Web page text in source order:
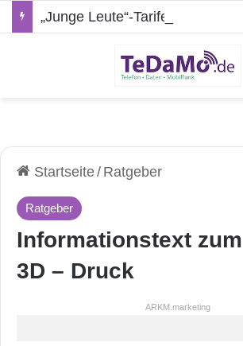
Startseite/ Ratgeber
Ratgeber
Informationstext
3D – Druck
ARKM.marketing